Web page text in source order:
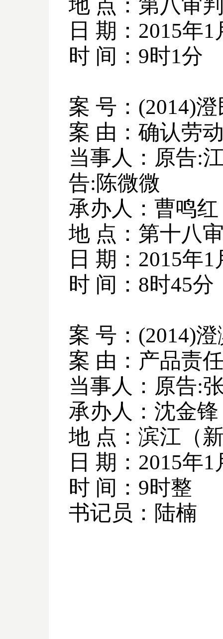
地 点：第八审
日 期： 2015年1
时 间： 9时1分
案 号： (2014)澄
案 由：确认劳
当事人：原告:
告: 陈微微
承办人：曹鸣红
地 点：第十八
日 期： 2015年1
时 间： 8时45分
案 号： (2014)澄
案 由：产品责
当事人：原告:
承办人：沈金锋
地 点：滨江（
日 期： 2015年1
时 间： 9时整
书记员：陆楠